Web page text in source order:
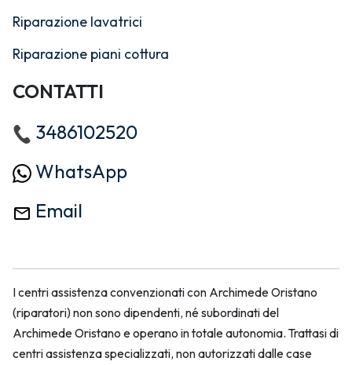
Riparazione lavatrici
Riparazione piani cottura
CONTATTI
3486102520
WhatsApp
Email
I centri assistenza convenzionati con Archimede Oristano
(riparatori) non sono dipendenti, né subordinati del
Archimede Oristano e operano in totale autonomia. Trattasi di
centri assistenza specializzati, non autorizzati dalle case